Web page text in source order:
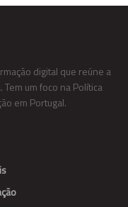
digital que reúne a
um foco na Política
em Portugal.